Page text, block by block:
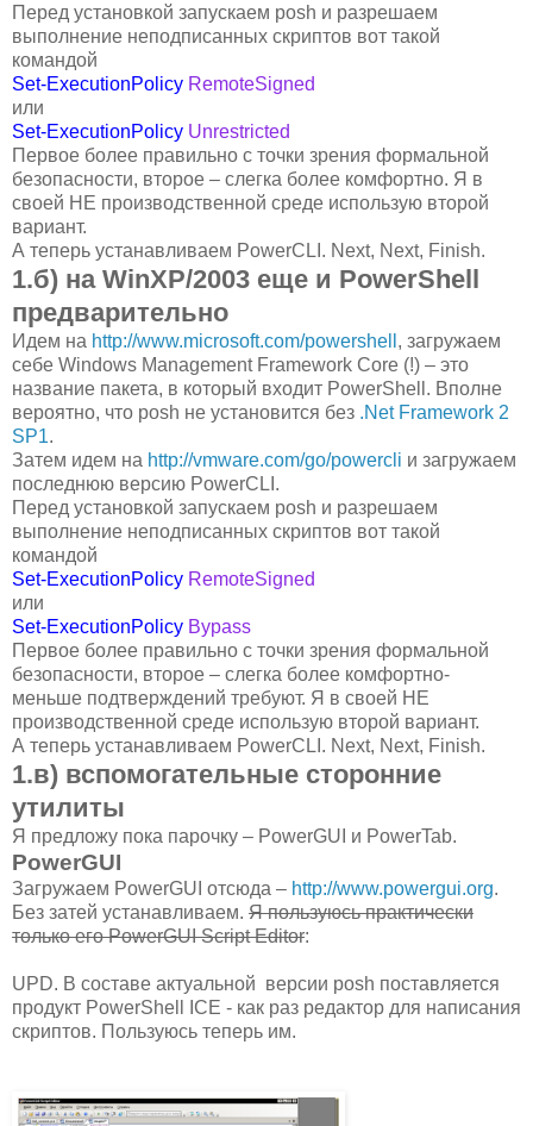
Перед установкой запускаем posh и разрешаем
выполнение неподписанных скриптов вот такой
командой
Set-ExecutionPolicy RemoteSigned
или
Set-ExecutionPolicy Unrestricted
Первое более правильно с точки зрения формальной
безопасности, второе – слегка более комфортно. Я в
своей НЕ производственной среде использую второй
вариант.
А теперь устанавливаем PowerCLI. Next, Next, Finish.
1.б) на WinXP/2003 еще и PowerShell
предварительно
Идем на http://www.microsoft.com/powershell , загружаем
себе Windows Management Framework Core (!) – это
название пакета, в который входит PowerShell. Вполне
вероятно, что posh не установится без .Net Framework 2
SP1.
Затем идем на http://vmware.com/go/powercli и загружаем
последнюю версию PowerCLI.
Перед установкой запускаем posh и разрешаем
выполнение неподписанных скриптов вот такой
командой
Set-ExecutionPolicy RemoteSigned
или
Set-ExecutionPolicy Bypass
Первое более правильно с точки зрения формальной
безопасности, второе – слегка более комфортно-
меньше подтверждений требуют. Я в своей НЕ
производственной среде использую второй вариант.
А теперь устанавливаем PowerCLI. Next, Next, Finish.
1.в) вспомогательные сторонние
утилиты
Я предложу пока парочку – PowerGUI и PowerTab.
PowerGUI
Загружаем PowerGUI отсюда – http://www.powergui.org.
Без затей устанавливаем. Я пользуюсь практически
только его PowerGUI Script Editor:
UPD. В составе актуальной версии posh поставляется
продукт PowerShell ICE - как раз редактор для написания
скриптов. Пользуюсь теперь им.